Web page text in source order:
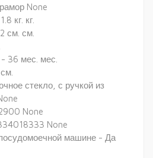
None
кг. кг.
см. см.
36 мес. мес.
стекло, с ручкой из
None
None
машине - Да